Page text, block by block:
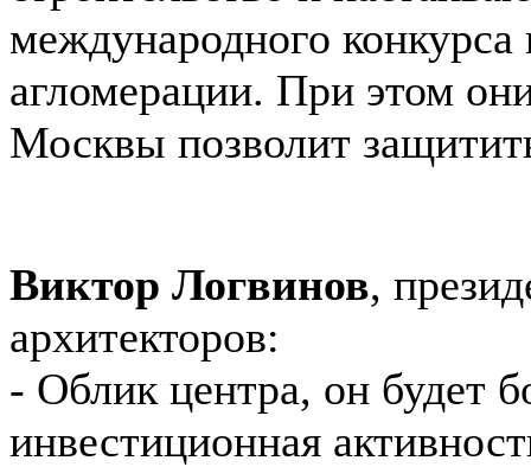
международного
агломерации. При этом
Москвы позволит
Виктор Логвинов,
архитекторов:
- Облик центра, он будет
инвестиционная